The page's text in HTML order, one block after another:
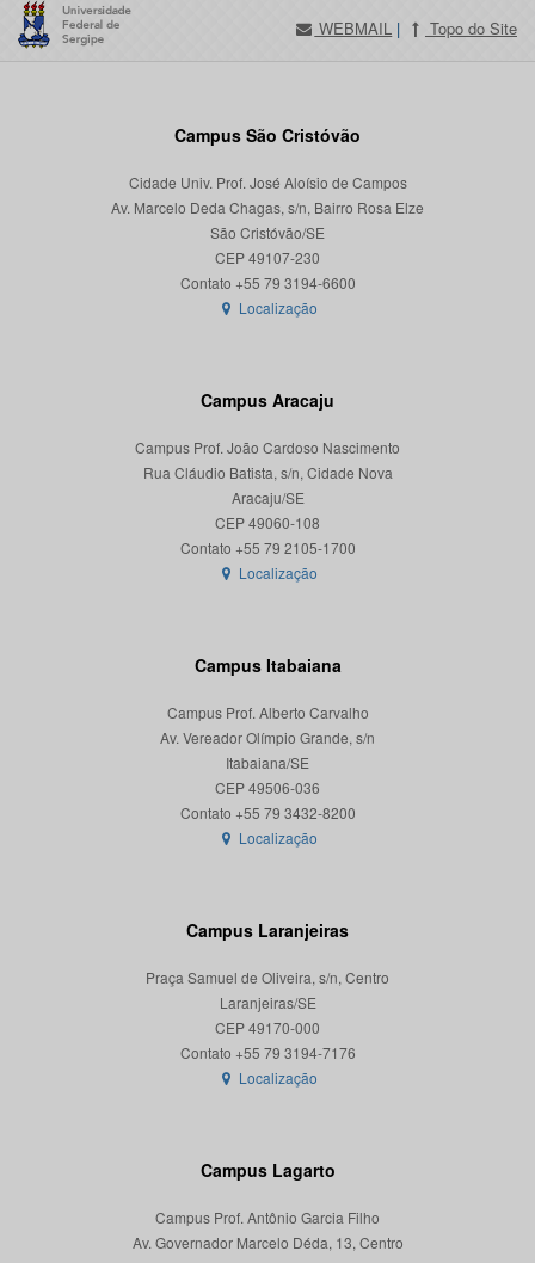
WEBMAIL | Topo do Site
Campus São Cristóvão
Cidade Univ. Prof. José Aloísio de Campos
Av. Marcelo Deda Chagas, s/n, Bairro Rosa Elze
São Cristóvão/SE
CEP 49107-230
Localização
Campus Aracaju
Campus Prof. João Cardoso Nascimento
Rua Cláudio Batista, s/n, Cidade Nova
Aracaju/SE
CEP 49060-108
Localização
Campus Itabaiana
Campus Prof. Alberto Carvalho
Av. Vereador Olímpio Grande, s/n
Itabaiana/SE
CEP 49506-036
Localização
Campus Laranjeiras
Praça Samuel de Oliveira, s/n, Centro
Laranjeiras/SE
CEP 49170-000
Localização
Campus Lagarto
Campus Prof. Antônio Garcia Filho
Av. Governador Marcelo Déda, 13, Centro